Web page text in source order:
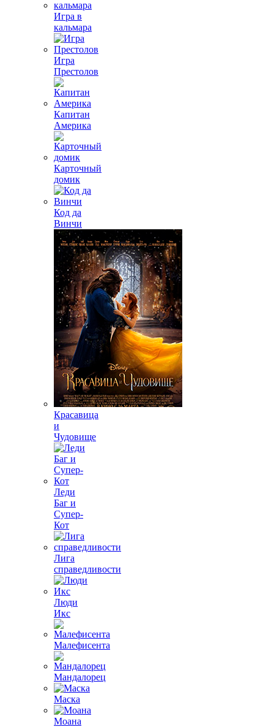
Игра в
кальмара
Игра
Престолов
Капитан
Америка
Карточный
домик
Код да
Винчи
Красавица
и
Чудовище
Леди
Баг и
Супер-
Кот
Лига
справедливости
Люди
Икс
Малефисента
Мандалорец
Маска
Моана